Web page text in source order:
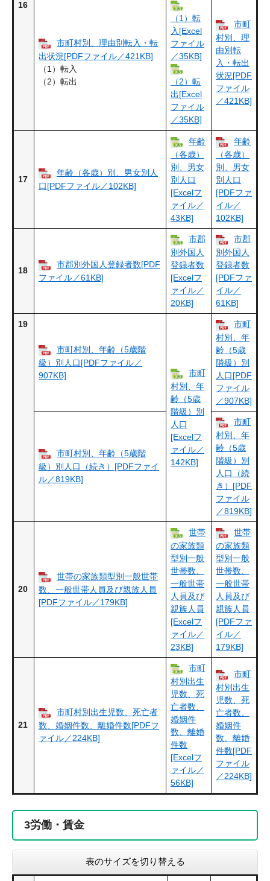
16
市町村別、理由別転入・転
出状況[PDFファイル／421KB]
（1）転入
（2）転出
（1）転
入[Excel
ファイル
／35KB]
（2）転
出[Excel
ファイル
／35KB]
市町
村別、理
由別転
入・転出
状況[PDF
ファイル
／421KB]
17
年齢（各歳）別、男女別人
口[PDFファイル／102KB]
年齢
（各歳）
別、男女
別人口
[Excelフ
ァイル／
43KB]
年齢
（各歳）
別、男女
別人口
[PDFファ
イル／
102KB]
18
市郡別外国人登録者数[PDF
ファイル／61KB]
市郡
別外国人
登録者数
[Excelフ
ァイル／
20KB]
市郡
別外国人
登録者数
[PDFファ
イル／
61KB]
19
市町村別、年齢（5歳階
級）別人口[PDFファイル／
907KB]
市町
村別、年
齢（5歳
階級）別
人口
[Excelフ
ァイル／
142KB]
市町
村別、年
齢（5歳
階級）別
人口[PDF
ファイル
／907KB]
市町村別、年齢（5歳階
級）別人口（続き）[PDFファイ
ル／819KB]
市町
村別、年
齢（5歳
階級）別
人口（続
き）[PDF
ファイル
／819KB]
20
世帯の家族類型別一般世帯
数、一般世帯人員及び親族人員
[PDFファイル／179KB]
世帯
の家族類
型別一般
世帯数、
一般世帯
人員及び
親族人員
[Excelフ
ァイル／
23KB]
世帯
の家族類
型別一般
世帯数、
一般世帯
人員及び
親族人員
[PDFファ
イル／
179KB]
21
市町村別出生児数、死亡者
数、婚姻件数、離婚件数[PDFフ
ァイル／224KB]
市町
村別出生
児数、死
亡者数、
婚姻件
数、離婚
件数
[Excelフ
ァイル／
56KB]
市町
村別出生
児数、死
亡者数、
婚姻件
数、離婚
件数[PDF
ファイル
／224KB]
3労働・賃金
表のサイズを切り替える